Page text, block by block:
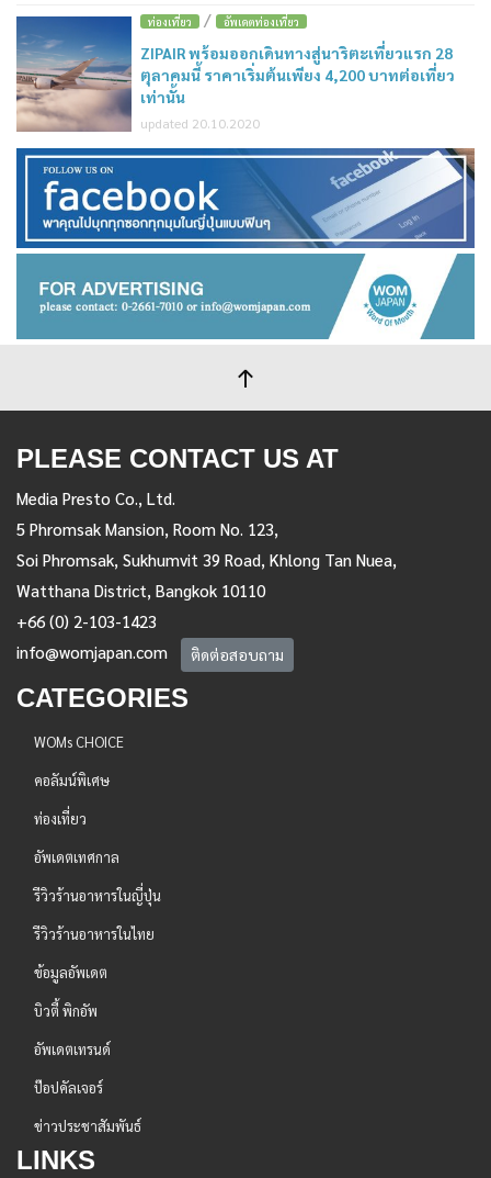
ท่องเที่ยว / อัพเดตท่องเที่ยว
ZIPAIR พร้อมออกเดินทางสู่นาริตะเที่ยวแรก 28
ตุลาคมนี้ ราคาเริ่มต้นเพียง 4,200 บาทต่อเที่ยว
เท่านั้น
updated 20.10.2020
PLEASE CONTACT US AT
Media Presto Co., Ltd.
5 Phromsak Mansion, Room No. 123,
Soi Phromsak, Sukhumvit 39 Road, Khlong Tan Nuea,
Watthana District, Bangkok 10110
+66 (0) 2-103-1423
info@womjapan.com
ติดต่อสอบถาม
CATEGORIES
WOMs CHOICE
คอลัมน์พิเศษ
ท่องเที่ยว
อัพเดตเทศกาล
รีวิวร้านอาหารในญี่ปุ่น
รีวิวร้านอาหารในไทย
ข้อมูลอัพเดต
บิวตี้ พิกอัพ
อัพเดตเทรนด์
ป๊อปคัลเจอร์
ข่าวประชาสัมพันธ์
LINKS